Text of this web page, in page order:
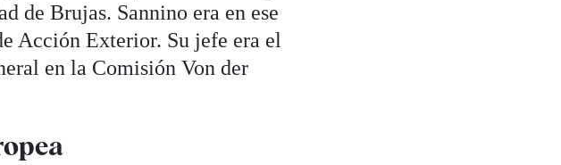
de Brujas. Sannino era en ese
Acción Exterior. Su jefe era el
en la Comisión Von der